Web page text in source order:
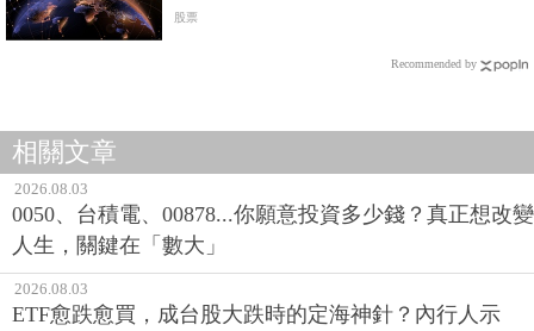
5檔
股票
Recommended by
相關文章
2026.08.03
0050、台積電、00878...你願意投資多少錢？真正想改變
人生，關鍵在「數大」
2026.08.03
ETF愈跌愈買，成台股大跌時的定海神針？內行人示